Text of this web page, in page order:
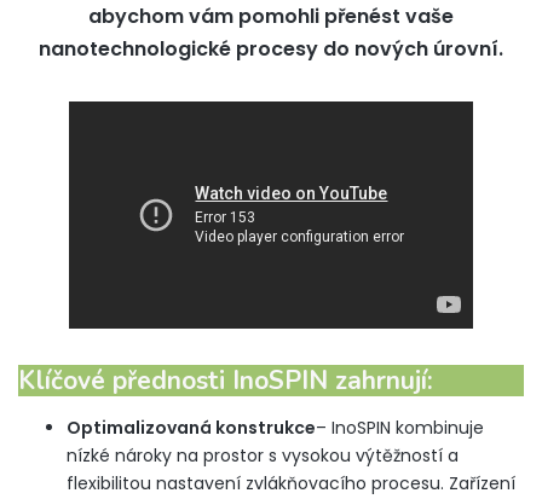
abychom vám pomohli přenést vaše
nanotechnologické procesy do nových úrovní.
Klíčové přednosti InoSPIN zahrnují:
Optimalizovaná konstrukce– InoSPIN kombinuje
nízké nároky na prostor s vysokou výtěžností a
flexibilitou nastavení zvlákňovacího procesu. Zařízení